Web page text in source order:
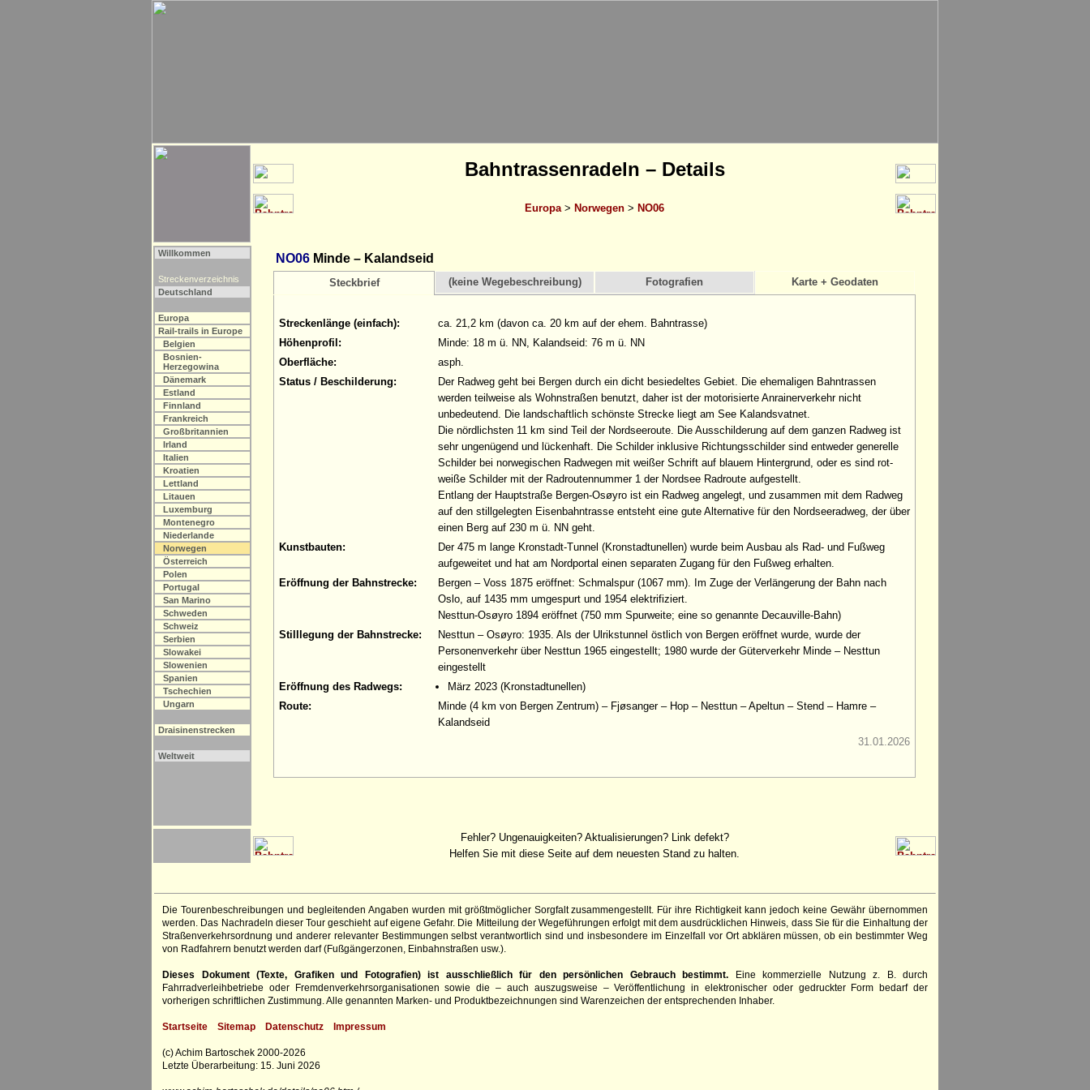
Bahntrassenradeln – Details
Europa > Norwegen > NO06
Willkommen
Streckenverzeichnis
Deutschland
Europa
Rail-trails in Europe
Belgien
Bosnien-
Herzegowina
Dänemark
Estland
Finnland
Frankreich
Großbritannien
Irland
Italien
Kroatien
Lettland
Litauen
Luxemburg
Montenegro
Niederlande
Norwegen
Österreich
Polen
Portugal
San Marino
Schweden
Schweiz
Serbien
Slowakei
Slowenien
Spanien
Tschechien
Ungarn
Draisinenstrecken
Weltweit
NO06 Minde – Kalandseid
Steckbrief (keine Wegebeschreibung) Fotografien Karte + Geodaten
Streckenlänge (einfach):
ca. 21,2 km (davon ca. 20 km auf der ehem. Bahntrasse)
Höhenprofil:
Minde: 18 m ü. NN, Kalandseid: 76 m ü. NN
Oberfläche:
asph.
Status / Beschilderung:
Der Radweg geht bei Bergen durch ein dicht besiedeltes Gebiet. Die ehemaligen Bahntrassen
werden teilweise als Wohnstraßen benutzt, daher ist der motorisierte Anrainerverkehr nicht
unbedeutend. Die landschaftlich schönste Strecke liegt am See Kalandsvatnet.
Die nördlichsten 11 km sind Teil der Nordseeroute. Die Ausschilderung auf dem ganzen Radweg ist
sehr ungenügend und lückenhaft. Die Schilder inklusive Richtungsschilder sind entweder generelle
Schilder bei norwegischen Radwegen mit weißer Schrift auf blauem Hintergrund, oder es sind rot-
weiße Schilder mit der Radroutennummer 1 der Nordsee Radroute aufgestellt.
Entlang der Hauptstraße Bergen-Osøyro ist ein Radweg angelegt, und zusammen mit dem Radweg
auf den stillgelegten Eisenbahntrasse entsteht eine gute Alternative für den Nordseeradweg, der über
einen Berg auf 230 m ü. NN geht.
Kunstbauten:
Der 475 m lange Kronstadt-Tunnel (Kronstadtunellen) wurde beim Ausbau als Rad- und Fußweg
aufgeweitet und hat am Nordportal einen separaten Zugang für den Fußweg erhalten.
Eröffnung der Bahnstrecke:
Bergen – Voss 1875 eröffnet: Schmalspur (1067 mm). Im Zuge der Verlängerung der Bahn nach
Oslo, auf 1435 mm umgespurt und 1954 elektrifiziert.
Nesttun-Osøyro 1894 eröffnet (750 mm Spurweite; eine so genannte Decauville-Bahn)
Stilllegung der Bahnstrecke:
Nesttun – Osøyro: 1935. Als der Ulrikstunnel östlich von Bergen eröffnet wurde, wurde der
Personenverkehr über Nesttun 1965 eingestellt; 1980 wurde der Güterverkehr Minde – Nesttun
eingestellt
Eröffnung des Radwegs:
März 2023 (Kronstadtunellen)
Route:
Minde (4 km von Bergen Zentrum) – Fjøsanger – Hop – Nesttun – Apeltun – Stend – Hamre –
Kalandseid
31.01.2026
Fehler? Ungenauigkeiten? Aktualisierungen? Link defekt?
Helfen Sie mit diese Seite auf dem neuesten Stand zu halten.
Die Tourenbeschreibungen und begleitenden Angaben wurden mit größtmöglicher Sorgfalt zusammengestellt. Für ihre Richtigkeit kann jedoch keine Gewähr übernommen
werden. Das Nachradeln dieser Tour geschieht auf eigene Gefahr. Die Mitteilung der Wegeführungen erfolgt mit dem ausdrücklichen Hinweis, dass Sie für die Einhaltung der
Straßenverkehrsordnung und anderer relevanter Bestimmungen selbst verantwortlich sind und insbesondere im Einzelfall vor Ort abklären müssen, ob ein bestimmter Weg
von Radfahrern benutzt werden darf (Fußgängerzonen, Einbahnstraßen usw.).
Dieses Dokument (Texte, Grafiken und Fotografien) ist ausschließlich für den persönlichen Gebrauch bestimmt. Eine kommerzielle Nutzung z. B. durch
Fahrradverleihbetriebe oder Fremdenverkehrsorganisationen sowie die – auch auszugsweise – Veröffentlichung in elektronischer oder gedruckter Form bedarf der
vorherigen schriftlichen Zustimmung. Alle genannten Marken- und Produktbezeichnungen sind Warenzeichen der entsprechenden Inhaber.
Startseite Sitemap Datenschutz Impressum
(c) Achim Bartoschek 2000-2026
Letzte Überarbeitung: 15. Juni 2026